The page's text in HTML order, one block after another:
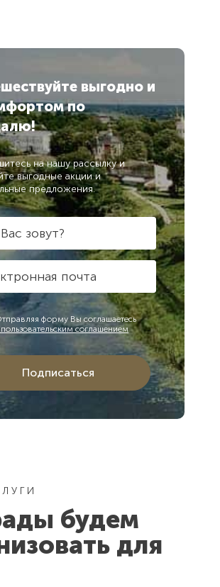
выгодно и
по
на нашу рассылку и
выгодные акции и
предложения.
зовут?
почта
форму Вы соглашаетесь
соглашением
Подписаться
будем
для